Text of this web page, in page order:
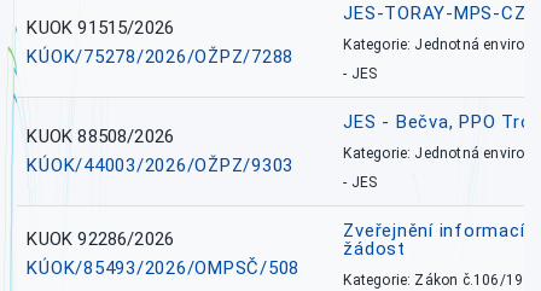
KUOK 91515/2026
KÚOK/75278/2026/OŽPZ/7288
JES-TORAY-MPS-CZ
Kategorie: Jednotná
- JES
KUOK 88508/2026
KÚOK/44003/2026/OŽPZ/9303
JES - Bečva, PPO
Kategorie: Jednotná
- JES
KUOK 92286/2026
KÚOK/85493/2026/OMPSČ/508
Zveřejnění informací
žádost
Kategorie: Zákon č.106/1999